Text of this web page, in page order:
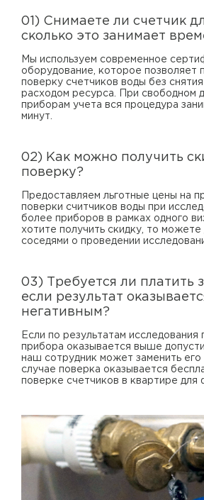
01) Снимаете ли счетчик
сколько это занимает
Мы используем современное
оборудование, которое позволяет
поверку счетчиков воды без
расходом ресурса. При свободном
приборам учета вся процедура
минут.
02) Как можно получить
поверку?
Предоставляем льготные цены на
поверки считчиков воды при
более приборов в рамках одного
хотите получить скидку, то можете
соседями о проведении
03) Требуется ли платить
если результат
негативным?
Если по результатам исследования
прибора оказывается выше
наш сотрудник может заменить его
случае поверка оказывается
поверке счетчиков в квартире для